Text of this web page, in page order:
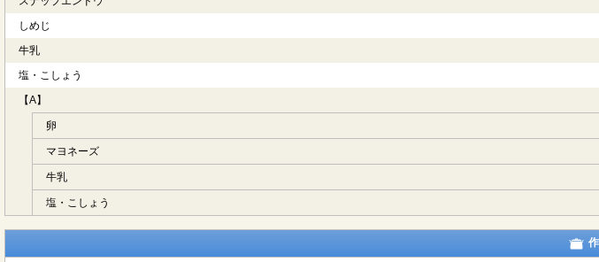
しめじ
牛乳
塩・こしょう
【A】
卵
マヨネーズ
牛乳
塩・こしょう